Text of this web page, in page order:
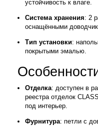
устойчивость к влаге.
Система хранения: 2
оснащёнными
Тип установки:
покрытыми эмалью.
Отделка: доступен в
реестра отделок
под интерьер.
Фурнитура: петли с